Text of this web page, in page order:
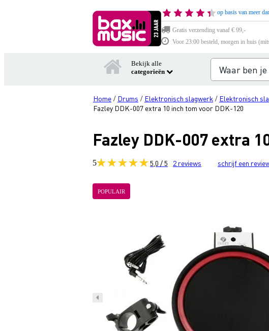
op basis van meer
Gratis verzending vanaf € 99,-
Voor 23:00 besteld, morgen in huis
Bekijk alle
categorieën
Home / Drums / Elektronisch slagwerk / Elektronisch
Fazley DDK-007 extra 10 inch tom voor DDK-120
Fazley DDK-007 extra
5 5,0 / 5 2reviews schrijf een
POPULAIR